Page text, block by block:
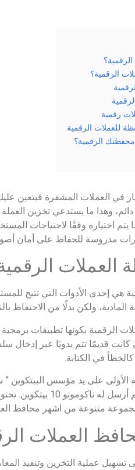
الرقمية؟
رقمية
للعملات الرقمية
الرقمية؟
في العملات المشفرة فيتعين
وهذا ما يستدعي تخزين
ما يتم اختياره وفقًا
مدروسة للحفاظ على أمان
هي إحدى الأدوات التي تتيح
ولكن بدلًا من الاحتفاظ
الرقمية بكونها تطبيقات برمجية
قديمًا تتم يدويًا عبر إدخال
في الكتابة.
الأولى على يد مؤسس البيتكوين ”
استخدم
متنوعة من اشهر محافظ
العملات
تسهيل عملية التخزين وتنفيذ